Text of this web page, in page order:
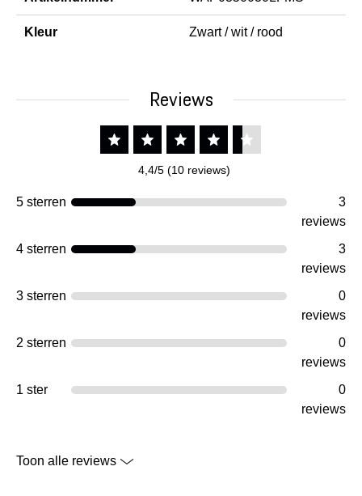
Kleur Zwart / wit / rood
Reviews
4,4/5 (10 reviews)
5 sterren
3
reviews
4 sterren
3
reviews
3 sterren
0
reviews
2 sterren
0
reviews
1 ster
0
reviews
Toon alle reviews